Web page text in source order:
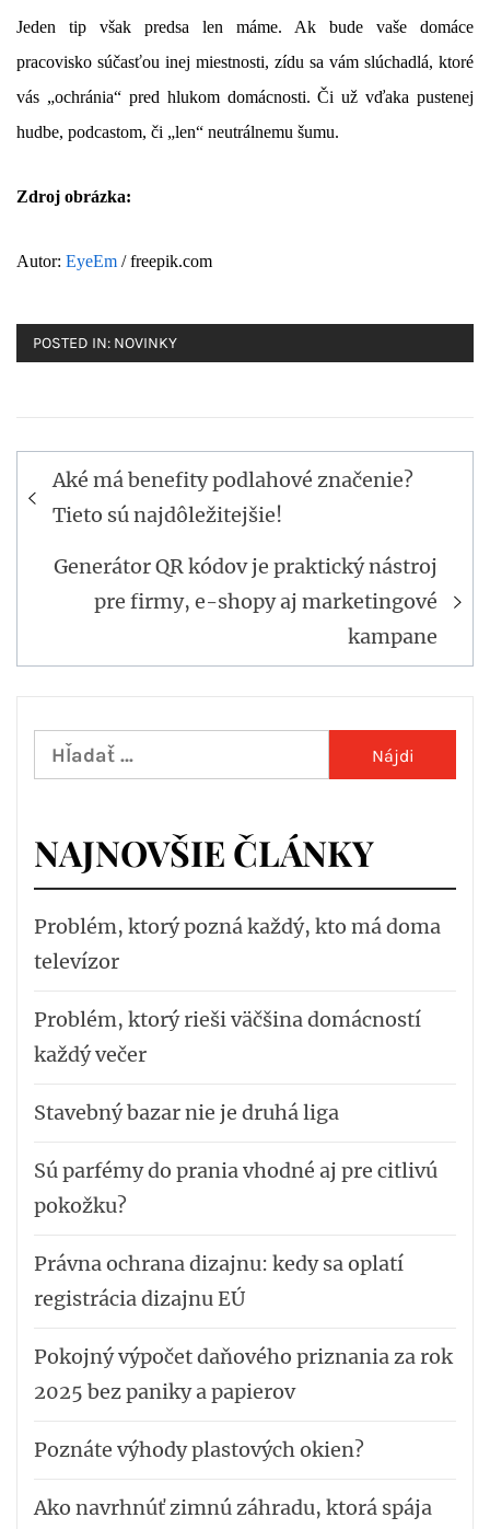
Jeden tip však predsa len máme. Ak bude vaše domáce
pracovisko súčasťou inej miestnosti, zídu sa vám slúchadlá, ktoré
vás „ochránia“ pred hlukom domácnosti. Či už vďaka pustenej
hudbe, podcastom, či „len“ neutrálnemu šumu.
Zdroj obrázka:
Autor: EyeEm / freepik.com
POSTED IN: NOVINKY
Navigácia
v
Aké má benefity podlahové značenie?
Tieto sú najdôležitejšie!
Generátor QR kódov je praktický nástroj
pre firmy, e-shopy aj marketingové
kampane
Hľadať:
NAJNOVŠIE ČLÁNKY
Problém, ktorý pozná každý, kto má doma
televízor
Problém, ktorý rieši väčšina domácností
každý večer
Stavebný bazar nie je druhá liga
Sú parfémy do prania vhodné aj pre citlivú
pokožku?
Právna ochrana dizajnu: kedy sa oplatí
registrácia dizajnu EÚ
Pokojný výpočet daňového priznania za rok
2025 bez paniky a papierov
Poznáte výhody plastových okien?
Ako navrhnúť zimnú záhradu, ktorá spája